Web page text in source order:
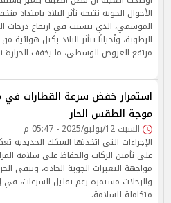
الأحوال الجوية نتيجة تأثر البلاد بامتداد
الموسمي، الذي يتسبب في ارتفاع درجات
الرطوبة، وأحيانًا تتأثر البلاد بكتل هوائية
مرتفع العروض الوسطى، ما يخفف الحرارة
استمرار خفض سرعة القطارات
موجة الطقس الحار
السبت 12/يوليو/2025 - 05:47 م
الإجراءات التي اتخذتها السكك الحديدية
على تأمين الركاب والحفاظ على سلامة
مواجهة التغيرات الجوية الحادة، وتبقى
والرحلات مستمرة رغم تقليل السرعات، في
متكاملة للسلامة.